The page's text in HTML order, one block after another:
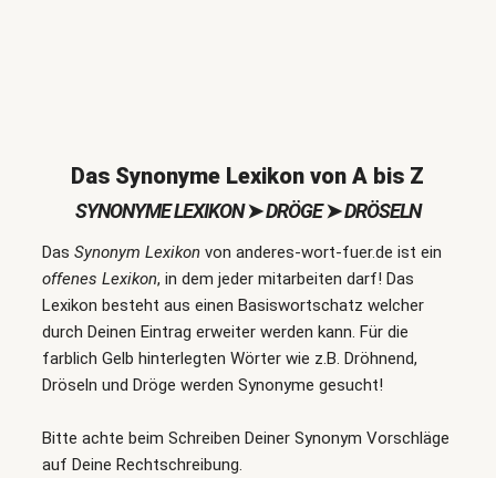
Das Synonyme Lexikon von A bis Z
SYNONYME LEXIKON➤DRÖGE➤DRÖSELN
Das Synonym Lexikonvon anderes-wort-fuer.de ist ein
offenes Lexikon, in dem jeder mitarbeiten darf! Das
Lexikon besteht aus einen Basiswortschatz welcher
durch Deinen Eintrag erweiter werden kann. Für die
farblich Gelb hinterlegten Wörter wie z.B. Dröhnend,
Dröseln und Dröge werden Synonyme gesucht!
Bitte achte beim Schreiben Deiner Synonym Vorschläge
auf Deine Rechtschreibung.